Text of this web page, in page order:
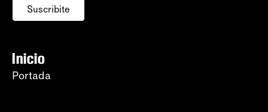
Suscribite
Inicio
Portada